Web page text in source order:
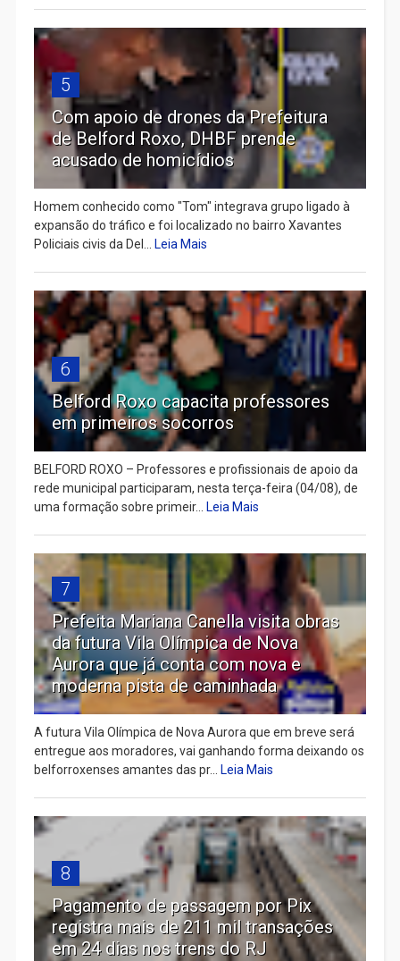
5
Com apoio de drones da Prefeitura
de Belford Roxo, DHBF prende
acusado de homicídios
Homem conhecido como "Tom" integrava grupo ligado à
expansão do tráfico e foi localizado no bairro Xavantes
Policiais civis da Del... Leia Mais
6
Belford Roxo capacita professores
em primeiros socorros
BELFORD ROXO – Professores e profissionais de apoio da
rede municipal participaram, nesta terça-feira (04/08), de
uma formação sobre primeir... Leia Mais
7
Prefeita Mariana Canella visita obras
da futura Vila Olímpica de Nova
Aurora que já conta com nova e
moderna pista de caminhada
A futura Vila Olímpica de Nova Aurora que em breve será
entregue aos moradores, vai ganhando forma deixando os
belforroxenses amantes das pr... Leia Mais
8
Pagamento de passagem por Pix
registra mais de 211 mil transações
em 24 dias nos trens do RJ